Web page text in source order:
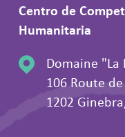
Centro de
Humanitaria
Domaine "La
106 Route
1202